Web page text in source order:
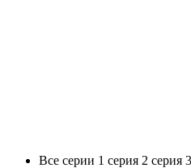
Все серии 1 серия 2 серия